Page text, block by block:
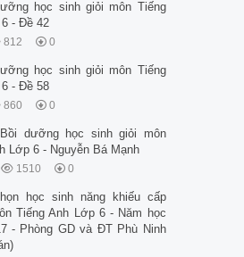
học sinh giỏi môn Tiếng
- Đề 42
812 0
học sinh giỏi môn Tiếng
- Đề 58
860 0
dưỡng học sinh giỏi môn
Lớp 6 - Nguyễn Bá Mạnh
1510 0
học sinh năng khiếu cấp
Tiếng Anh Lớp 6 - Năm học
- Phòng GD và ĐT Phù Ninh